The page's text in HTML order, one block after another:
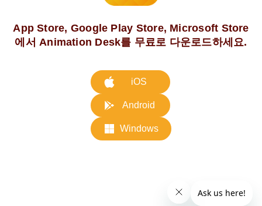
App Store, Google Play Store, Microsoft Store
에서 Animation Desk를 무료로 다운로드하세요.
iOS
Android
Windows